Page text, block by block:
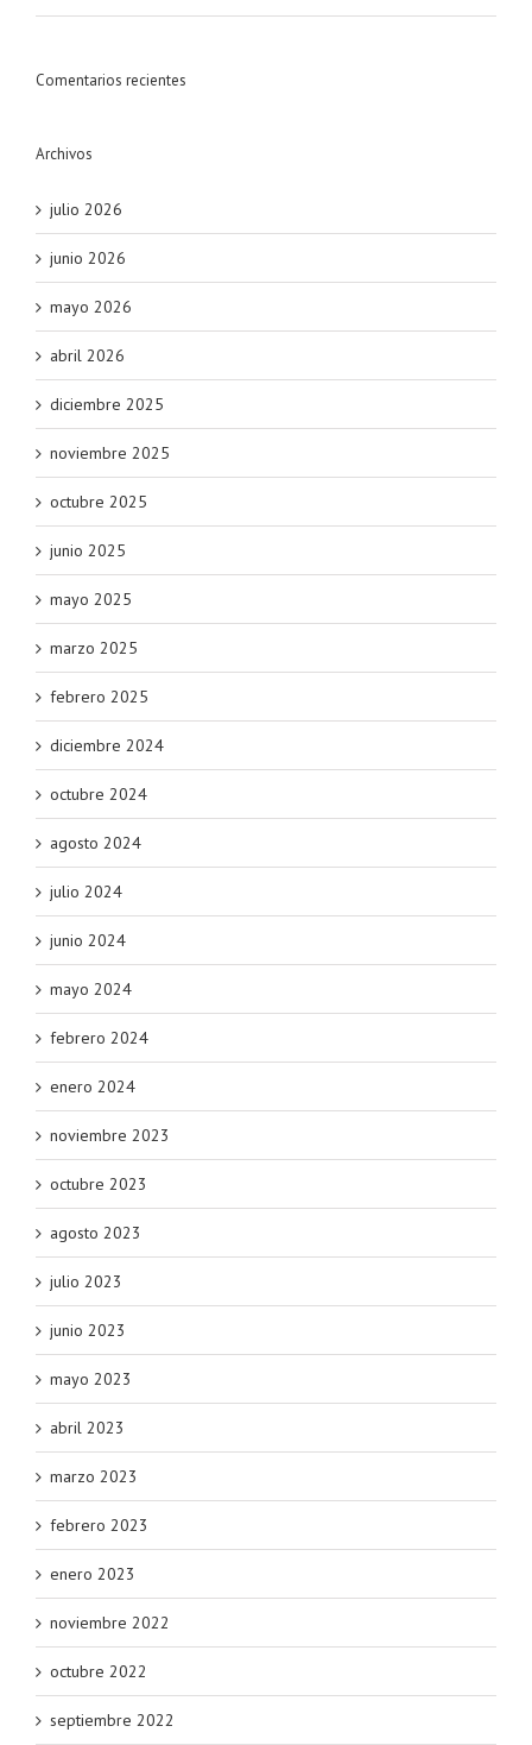
Comentarios recientes
Archivos
julio 2026
junio 2026
mayo 2026
abril 2026
diciembre 2025
noviembre 2025
octubre 2025
junio 2025
mayo 2025
marzo 2025
febrero 2025
diciembre 2024
octubre 2024
agosto 2024
julio 2024
junio 2024
mayo 2024
febrero 2024
enero 2024
noviembre 2023
octubre 2023
agosto 2023
julio 2023
junio 2023
mayo 2023
abril 2023
marzo 2023
febrero 2023
enero 2023
noviembre 2022
octubre 2022
septiembre 2022